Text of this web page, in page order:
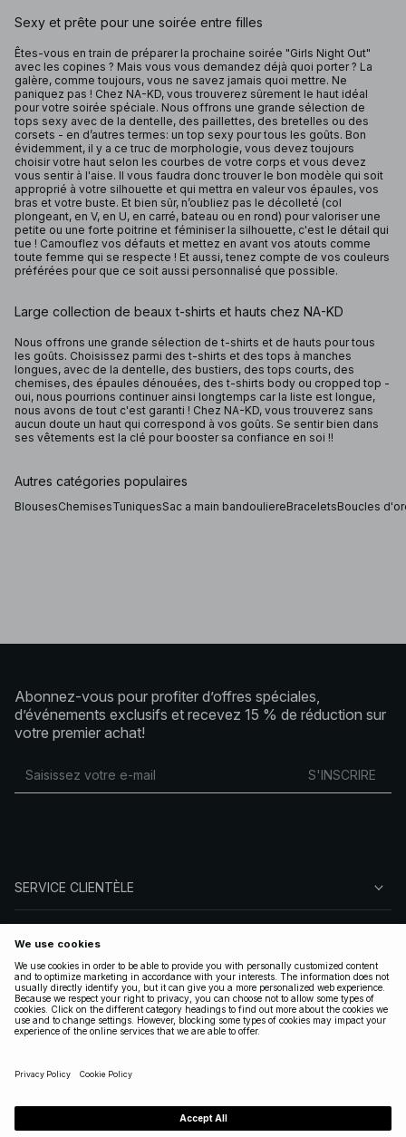
Sexy et prête pour une soirée entre filles
Êtes-vous en train de préparer la prochaine soirée "Girls Night Out"
avec les copines ? Mais vous vous demandez déjà quoi porter ? La
galère, comme toujours, vous ne savez jamais quoi mettre. Ne
paniquez pas ! Chez NA-KD, vous trouverez sûrement le haut idéal
pour votre soirée spéciale. Nous offrons une grande sélection de
tops sexy avec de la dentelle, des paillettes, des bretelles ou des
corsets - en d’autres termes: un top sexy pour tous les goûts. Bon
évidemment, il y a ce truc de morphologie, vous devez toujours
choisir votre haut selon les courbes de votre corps et vous devez
vous sentir à l'aise. Il vous faudra donc trouver le bon modèle qui soit
approprié à votre silhouette et qui mettra en valeur vos épaules, vos
bras et votre buste. Et bien sûr, n’oubliez pas le décolleté (col
plongeant, en V, en U, en carré, bateau ou en rond) pour valoriser une
petite ou une forte poitrine et féminiser la silhouette, c'est le détail qui
tue ! Camouflez vos défauts et mettez en avant vos atouts comme
toute femme qui se respecte ! Et aussi, tenez compte de vos couleurs
préférées pour que ce soit aussi personnalisé que possible.
Large collection de beaux t-shirts et hauts chez NA-KD
Nous offrons une grande sélection de t-shirts et de hauts pour tous
les goûts. Choisissez parmi des t-shirts et des tops à manches
longues, avec de la dentelle, des bustiers, des tops courts, des
chemises, des épaules dénouées, des t-shirts body ou cropped top -
oui, nous pourrions continuer ainsi longtemps car la liste est longue,
nous avons de tout c'est garanti ! Chez NA-KD, vous trouverez sans
aucun doute un haut qui correspond à vos goûts. Se sentir bien dans
ses vêtements est la clé pour booster sa confiance en soi !!
Autres catégories populaires
BlousesChemisesTuniquesSac a main bandouliereBraceletsBoucles
Abonnez-vous pour profiter d’offres spéciales,
d’événements exclusifs et recevez 15 % de réduction sur
votre premier achat!
S'INSCRIRE
SERVICE CLIENTÈLE
SUIVEZ-NOUS
LÉGAL